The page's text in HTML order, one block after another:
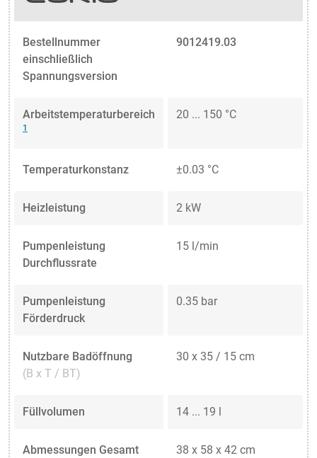
Bestellnummer
einschließlich
Spannungsversion
9012419.03
Arbeitstemperaturbereich
1
20 ... 150 °C
Temperaturkonstanz ±0.03 °C
Heizleistung 2 kW
Pumpenleistung
Durchflussrate
15 l/min
Pumpenleistung
Förderdruck
0.35 bar
Nutzbare Badöffnung
(B x T / BT)
30 x 35 / 15 cm
Füllvolumen 14 ... 19 l
Abmessungen Gesamt
38 x 58 x 42 cm